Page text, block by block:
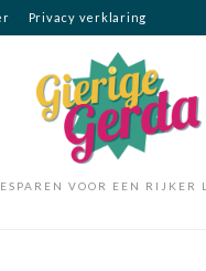
Privacy verklaring
VOOR EEN RIJKER